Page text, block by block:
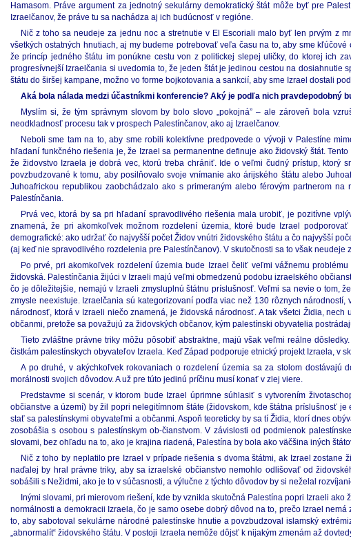
Hamasom. Práve argument za jednotný sekulárny demokratický štát môže byť pre
Izraelčanov, že práve tu sa nachádza aj ich budúcnosť v regióne.
Nič z toho sa neudeje za jednu noc a stretnutie v El Escoriali malo byť len prvým z
všetkých ostatných hnutiach, aj my budeme potrebovať veľa času na to, aby sme
že princíp jedného štátu im ponúkne cestu von z politickej slepej uličky, do ktorej ich
progresívnejší Izraelčania si uvedomia to, že jeden štát je jedinou cestou na
štátu do širšej kampane, možno vo forme bojkotovania a sankcií, aby sme Izrael dostali
Aká bola nálada medzi účastníkmi konferencie? Aký je podľa nich pravdepodobný
Myslím si, že tým správnym slovom by bolo slovo „pokojná” – ale zároveň bola
neodkladnosť procesu tak v prospech Palestínčanov, ako aj Izraelčanov.
Neboli sme tam na to, aby sme robili kolektívne predpovede o vývoji v Palestíne
hľadaní funkčného riešenia je, že Izrael sa permanentne definuje ako židovský štát.
že židovstvo Izraela je dobrá vec, ktorú treba chrániť. Ide o veľmi čudný prístup, ktorý
povzbudzované k tomu, aby posilňovalo svoje vnímanie ako árijského štátu alebo
Juhoafrickou republikou zaobchádzalo ako s primeraným alebo férovým partnerom
Palestínčania.
Prvá vec, ktorá by sa pri hľadaní spravodlivého riešenia mala urobiť, je pozitívne
znamená, že pri akomkoľvek možnom rozdelení územia, ktoré bude Izrael
demografické: ako udržať čo najvyšší počet Židov vnútri židovského štátu a čo najvyšší
(aj keď nie spravodlivého rozdelenia pre Palestínčanov). V skutočnosti sa to však
Po prvé, pri akomkoľvek rozdelení územia bude Izrael čeliť veľmi vážnemu
židovská. Palestínčania žijúci v Izraeli majú veľmi obmedzenú podobu izraelského
čo je dôležitejšie, nemajú v Izraeli zmysluplnú štátnu príslušnosť. Veľmi sa nevie o tom,
zmysle neexistuje. Izraelčania sú kategorizovaní podľa viac než 130 rôznych národností,
národnosť, ktorá v Izraeli niečo znamená, je židovská národnosť. A tak všetci Židia,
občanmi, pretože sa považujú za židovských občanov, kým palestínski obyvatelia
Tieto zvláštne právne triky môžu pôsobiť abstraktne, majú však veľmi reálne
čistkám palestínskych obyvateľov Izraela. Keď Západ podporuje etnický projekt Izraela, v
A po druhé, v akýchkoľvek rokovaniach o rozdelení územia sa za stolom dostávajú
morálnosti svojich dôvodov. A už pre túto jedinú príčinu musí konať v zlej viere.
Predstavme si scenár, v ktorom bude Izrael úprimne súhlasiť s vytvorením
občianstve a území) by žil popri nelegitímnom štáte (židovskom, kde štátna príslušnosť
stať sa palestínskymi obyvateľmi a občanmi. Aspoň teoreticky by sa tí Židia, ktorí dnes
zosobášia s osobou s palestínskym ob-čianstvom. V závislosti od podmienok
slovami, bez ohľadu na to, ako je krajina riadená, Palestína by bola ako väčšina iných
Nič z toho by neplatilo pre Izrael v prípade riešenia s dvoma štátmi, ak Izrael
naďalej by hral právne triky, aby sa izraelské občianstvo nemohlo odlišovať od
sobášili s Nežidmi, ako je to v súčasnosti, a výlučne z týchto dôvodov by si neželal
Inými slovami, pri mierovom riešení, kde by vznikla skutočná Palestína popri Izraeli
normálnosti a demokracii Izraela, čo je samo osebe dobrý dôvod na to, prečo Izrael
to, aby sabotoval sekulárne národné palestínske hnutie a povzbudzoval islamský
„abnormalít“ židovského štátu. V postoji Izraela nemôže dôjsť k nijakým zmenám až